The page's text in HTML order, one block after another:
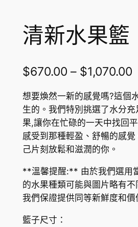
清新水果籃
$670.00 – $1,070.00P
r
i
c
e
a
n
想要煥然一新的感覺嗎?這個
生的。我們特別挑選了水分
果,讓你在忙碌的一天中找回
感受到那種輕盈、舒暢的感
己片刻放鬆和滋潤的你。
**溫馨提醒:** 由於我們選用
的水果種類可能與圖片略有
我們保證提供同等新鮮度和價
籃子尺寸：